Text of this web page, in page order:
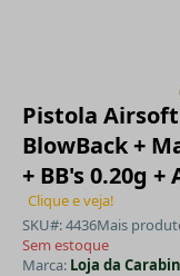
Pistola Airsoft
BlowBack +
+ BB's 0.20g +
Clique e veja!
SKU#: 4436Mais
Sem estoque
Marca: Loja da